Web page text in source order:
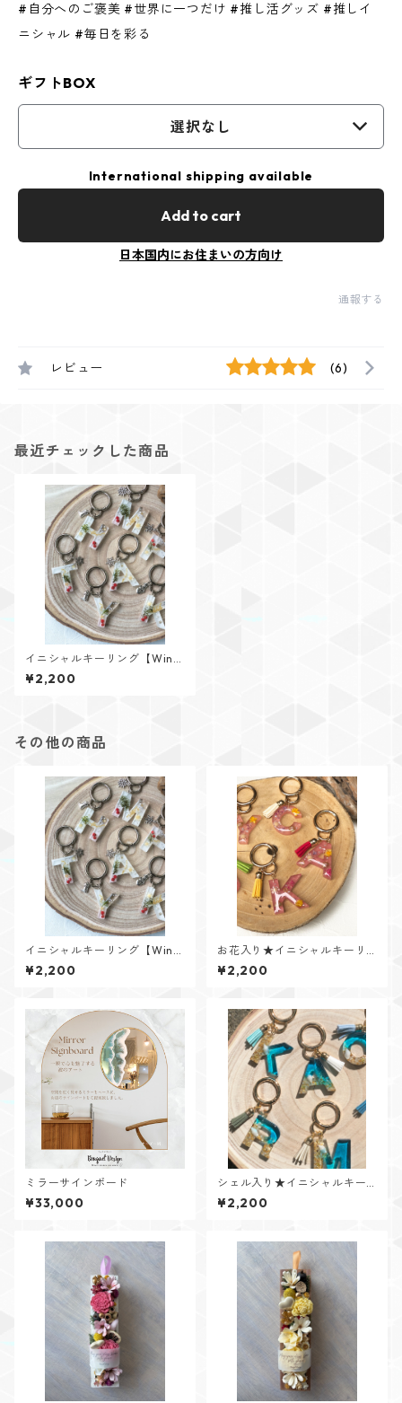
#自分へのご褒美 #世界に一つだけ #推し活グッズ #推しイ
ニシャル #毎日を彩る
ギフトBOX
選択なし
International shipping available
Add to cart
日本国内にお住まいの方向け
通報する
レビュー (6)
最近チェックした商品
イニシャルキーリング【Wint
er Memoryシリーズ】
¥2,200
その他の商品
イニシャルキーリング【Wint
er Memoryシリーズ】
¥2,200
お花入り★イニシャルキーリ
ング【Flower Jewelシリー
ズ】
¥2,200
ミラーサインボード
¥33,000
シェル入り★イニシャルキー
リング【Cristal Oceanシリー
ズ】
¥2,200